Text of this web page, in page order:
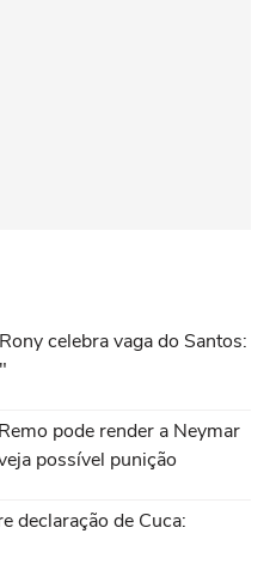
celebra vaga do Santos:
pode render a Neymar
possível punição
declaração de Cuca: